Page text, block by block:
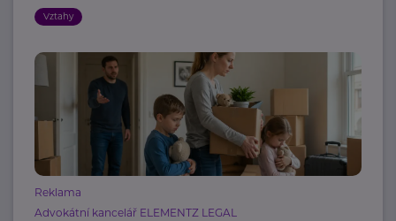
Vztahy
Reklama
Advokátní kancelář ELEMENTZ LEGAL